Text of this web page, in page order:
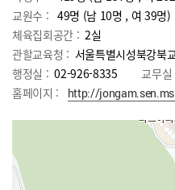
교원수 : 49명 (남 10명 , 여 39명)
체육집회공간 : 2실
관할교육청 : 서울특별시성북강북
행정실 : 02-926-8335 교무실
홈페이지 :
http://